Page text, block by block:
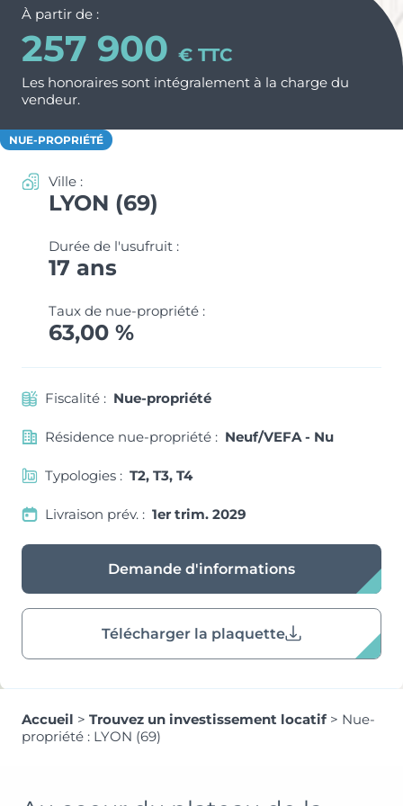
Monuments Historiques
Déficit Foncier
Denormandie
LLI
Nos métiers et nos valeurs
Chiffres clés de l’entreprise
Politique RH
CONTACT
À partir de :
257 900 € TTC
Les honoraires sont intégralement à la charge du
vendeur.
NUE-PROPRIÉTÉ
Ville :
LYON (69)
Durée de l'usufruit :
17 ans
Taux de nue-propriété :
63,00 %
Fiscalité : Nue-propriété
Résidence nue-propriété : Neuf/VEFA - Nu
Typologies : T2, T3, T4
Livraison prév. : 1er trim. 2029
Demande d'informations
Télécharger la plaquette
Accueil > Trouvez un investissement locatif > Nue-
propriété : LYON (69)